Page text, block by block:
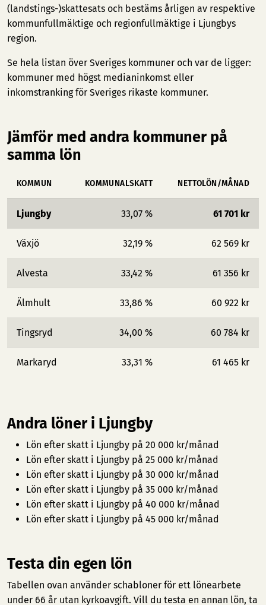
(landstings-)skattesats och bestäms årligen av respektive
kommunfullmäktige och regionfullmäktige i Ljungbys
region.
Se hela listan över Sveriges kommuner och var de ligger:
kommuner med högst medianinkomst eller
inkomstranking för Sveriges rikaste kommuner.
Jämför med andra kommuner på
samma lön
KOMMUN KOMMUNALSKATT NETTOLÖN/MÅNAD
Ljungby 33,07 % 61 701 kr
Växjö 32,19 % 62 569 kr
Alvesta 33,42 % 61 356 kr
Älmhult 33,86 % 60 922 kr
Tingsryd 34,00 % 60 784 kr
Markaryd 33,31 % 61 465 kr
Andra löner i Ljungby
Lön efter skatt i Ljungby på 20 000 kr/månad
Lön efter skatt i Ljungby på 25 000 kr/månad
Lön efter skatt i Ljungby på 30 000 kr/månad
Lön efter skatt i Ljungby på 35 000 kr/månad
Lön efter skatt i Ljungby på 40 000 kr/månad
Lön efter skatt i Ljungby på 45 000 kr/månad
Testa din egen lön
Tabellen ovan använder schabloner för ett lönearbete
under 66 år utan kyrkoavgift. Vill du testa en annan lön, ta